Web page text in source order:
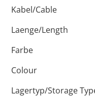
Kabel/Cable
Laenge/Length
Farbe
Colour
Lagertyp/Storage